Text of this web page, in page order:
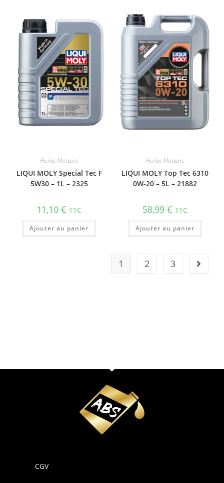
Huiles Moteurs
LIQUI MOLY Special Tec F
5W30 – 1L – 2325
11,10€ TTC
Ajouter au panier
Huiles Moteurs
LIQUI MOLY Top Tec 6310
0W-20 – 5L – 21882
58,99 € TTC
Ajouter au panier
1 2 3
CGV